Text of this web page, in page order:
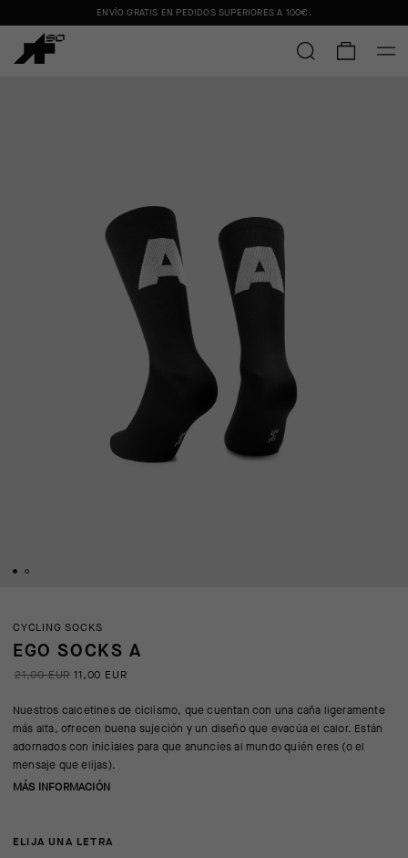
ENVÍO GRATIS EN PEDIDOS SUPERIORES A 100€ .
CYCLING SOCKS
EGO SOCKS A
21,00 EUR 11,00 EUR
Nuestros calcetines de ciclismo, que cuentan con una caña ligeramente
más alta, ofrecen buena sujeción y un diseño que evacúa el calor. Están
adornados con iniciales para que anuncies al mundo quién eres (o el
mensaje que elijas).
MÁS INFORMACIÓN
ELIJA UNA LETRA